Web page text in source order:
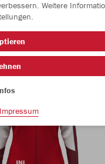
Weitere
Impressum